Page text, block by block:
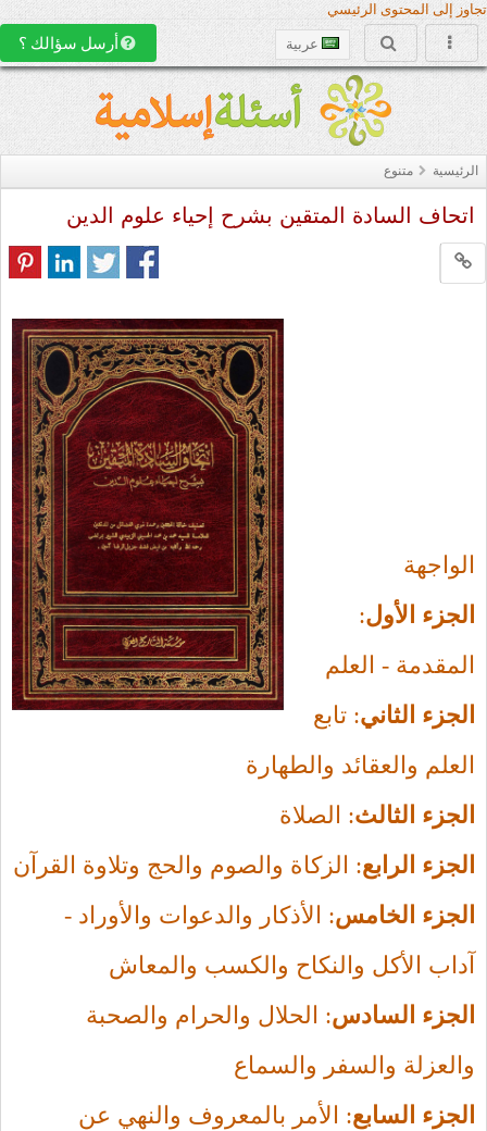
تجاوز إلى المحتوى الرئيسي
عربية أرسل سؤالك ؟
الرئيسية متنوع
اتحاف السادة المتقين بشرح إحياء علوم الدين
الواجهة
الجزء الأول:
المقدمة - العلم
الجزء الثاني: تابع
العلم والعقائد والطهارة
الجزء الثالث: الصلاة
الجزء الرابع: الزكاة والصوم والحج وتلاوة القرآن
الجزء الخامس: الأذكار والدعوات والأوراد -
آداب الأكل والنكاح والكسب والمعاش
الجزء السادس: الحلال والحرام والصحبة
والعزلة والسفر والسماع
الجزء السابع: الأمر بالمعروف والنهي عن